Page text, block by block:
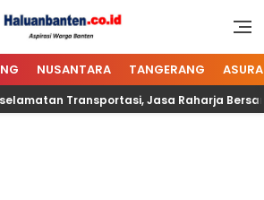
Haluan Banten
Aspirasi Warga Banten
NUSANTARA TANGERANG
Transportasi, Jasa Raharja